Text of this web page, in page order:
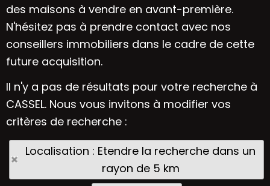
des maisons à vendre en avant-première.
N'hésitez pas à prendre contact avec nos
conseillers immobiliers dans le cadre de cette
future acquisition.
Il n'y a pas de résultats pour votre recherche à
CASSEL. Nous vous invitons à modifier vos
critères de recherche :
Localisation : Etendre la recherche dans un
rayon de 5 km